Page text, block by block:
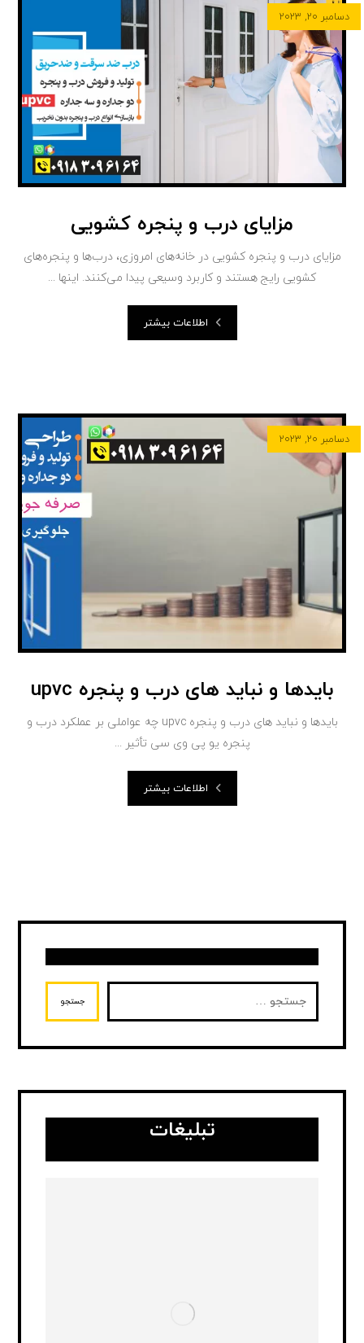
مزایای درب و پنجره کشویی
دسامبر ۲۰, ۲۰۲۳
مزایای درب و پنجره کشویی در خانه‌های امروزی، درب‌ها و پنجره‌های
کشویی رایج هستند و کاربرد وسیعی پیدا می‌کنند. اینها ...
اطلاعات بیشتر
بایدها و نباید های درب و پنجره upvc
دسامبر ۲۰, ۲۰۲۳
بایدها و نباید های درب و پنجره upvc چه عواملی بر عملکرد درب و
پنجره یو پی وی سی تأثیر ...
اطلاعات بیشتر
جستجو
تبلیغات